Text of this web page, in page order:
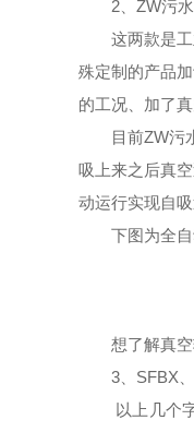
2、ZW污
这两款是
殊定制的产品
的工况、加了
目前ZW污
吸上来之后真
动运行实现自吸
下图为全
想了解真
3、SFBX
以上几个